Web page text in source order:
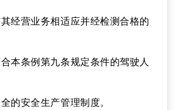
其经营业务相适应并经检测合格的
合本条例第九条规定条件的驾驶人
全的安全生产管理制度。